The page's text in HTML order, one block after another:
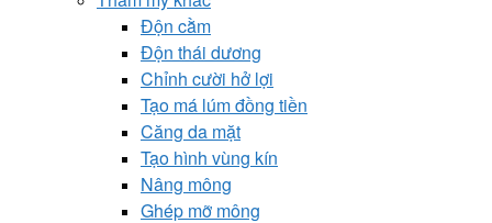
Độn cằm
Độn thái dương
Chỉnh cười hở lợi
Tạo má lúm đồng tiền
Căng da mặt
Tạo hình vùng kín
Nâng mông
Ghép mỡ mông